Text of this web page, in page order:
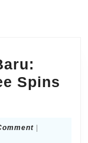
Spins
|